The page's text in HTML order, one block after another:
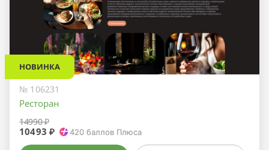
НОВИНКА
№ 106231
Ресторан
14990 ₽
10493 ₽ 420 баллов Плюса